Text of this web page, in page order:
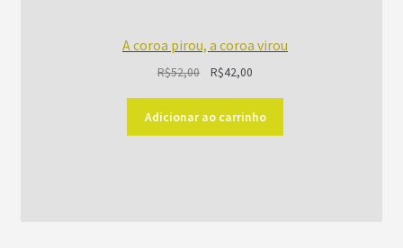
A coroa pirou, a coroa virou
R$52,00
preço
original
era:
R$42,00O
preço
atual
é:
Adicionar ao carrinho